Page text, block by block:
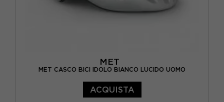
MET
MET CASCO BICI IDOLO BIANCO LUCIDO UOMO
ACQUISTA